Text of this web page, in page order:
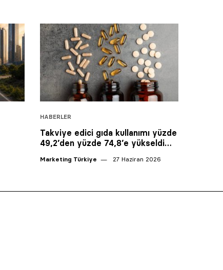
HABERLER
Takviye edici gıda kullanımı yüzde
49,2’den yüzde 74,8’e yükseldi…
Marketing Türkiye 27 Haziran 2026